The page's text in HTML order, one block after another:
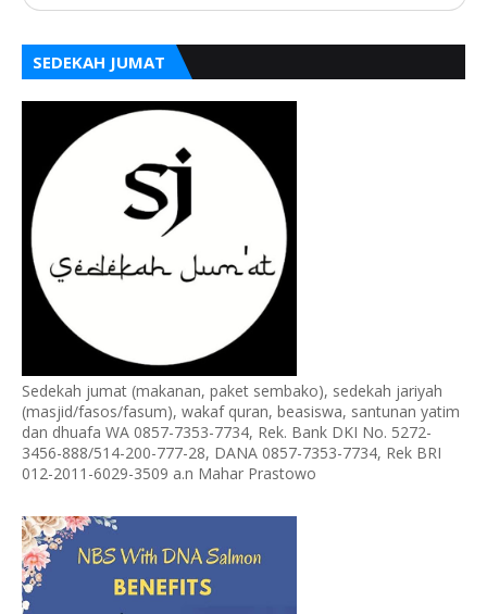
SEDEKAH JUMAT
Sedekah jumat (makanan, paket sembako), sedekah jariyah
(masjid/fasos/fasum), wakaf quran, beasiswa, santunan yatim
dan dhuafa WA 0857-7353-7734, Rek. Bank DKI No. 5272-
3456-888/514-200-777-28, DANA 0857-7353-7734, Rek BRI
012-2011-6029-3509 a.n Mahar Prastowo